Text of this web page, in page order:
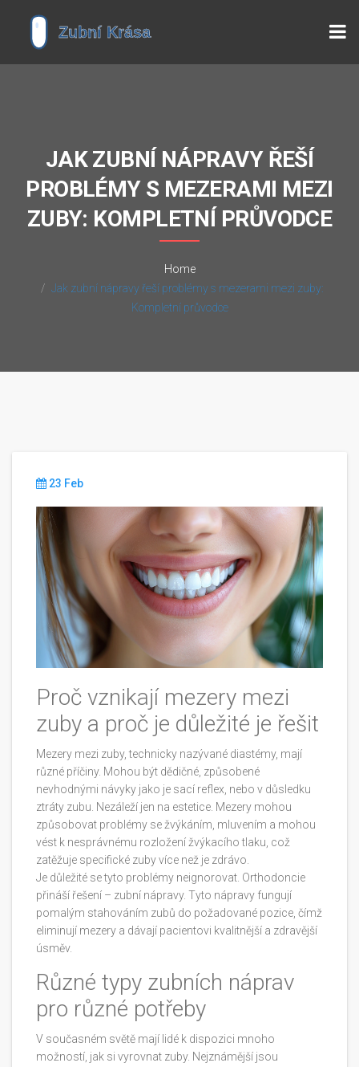
JAK ZUBNÍ NÁPRAVY ŘEŠÍ
PROBLÉMY S MEZERAMI MEZI
ZUBY: KOMPLETNÍ PRŮVODCE
Home
Jak zubní nápravy řeší problémy s mezerami mezi zuby:
Kompletní průvodce
23 Feb
Proč vznikají mezery mezi
zuby a proč je důležité je řešit
Mezery mezi zuby, technicky nazývané diastémy, mají
různé příčiny. Mohou být dědičné, způsobené
nevhodnými návyky jako je sací reflex, nebo v důsledku
ztráty zubu. Nezáleží jen na estetice. Mezery mohou
způsobovat problémy se žvýkáním, mluvením a mohou
vést k nesprávnému rozložení žvýkacího tlaku, což
zatěžuje specifické zuby více než je zdrávo.
Je důležité se tyto problémy neignorovat. Orthodoncie
přináší řešení – zubní nápravy. Tyto nápravy fungují
pomalým stahováním zubů do požadované pozice, čímž
eliminují mezery a dávají pacientovi kvalitnější a zdravější
úsměv.
Různé typy zubních náprav
pro různé potřeby
V současném světě mají lidé k dispozici mnoho
možností, jak si vyrovnat zuby. Nejznámější jsou